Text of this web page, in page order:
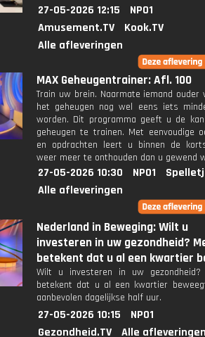
27-05-2026 12:15
NPO1
Amusement.TV
Kook.TV
Alle afleveringen
MAX Geheugentrainer: Afl. 100
Train uw brein. Naarmate iemand ouder
het geheugen nog wel eens iets
worden. Dit programma geeft u de
geheugen te trainen. Met eenvoudige
en opdrachten leert u binnen de
weer meer te onthouden dan u gewend
27-05-2026 10:30 NPO1
Alle afleveringen
Nederland in Beweging: Wilt u
investeren in uw gezondheid?
betekent dat u al een kwartier
Wilt u investeren in uw gezondheid?
betekent dat u al een kwartier
aanbevolen dagelijkse half uur.
27-05-2026 10:15
NPO1
Gezondheid.TV
Alle